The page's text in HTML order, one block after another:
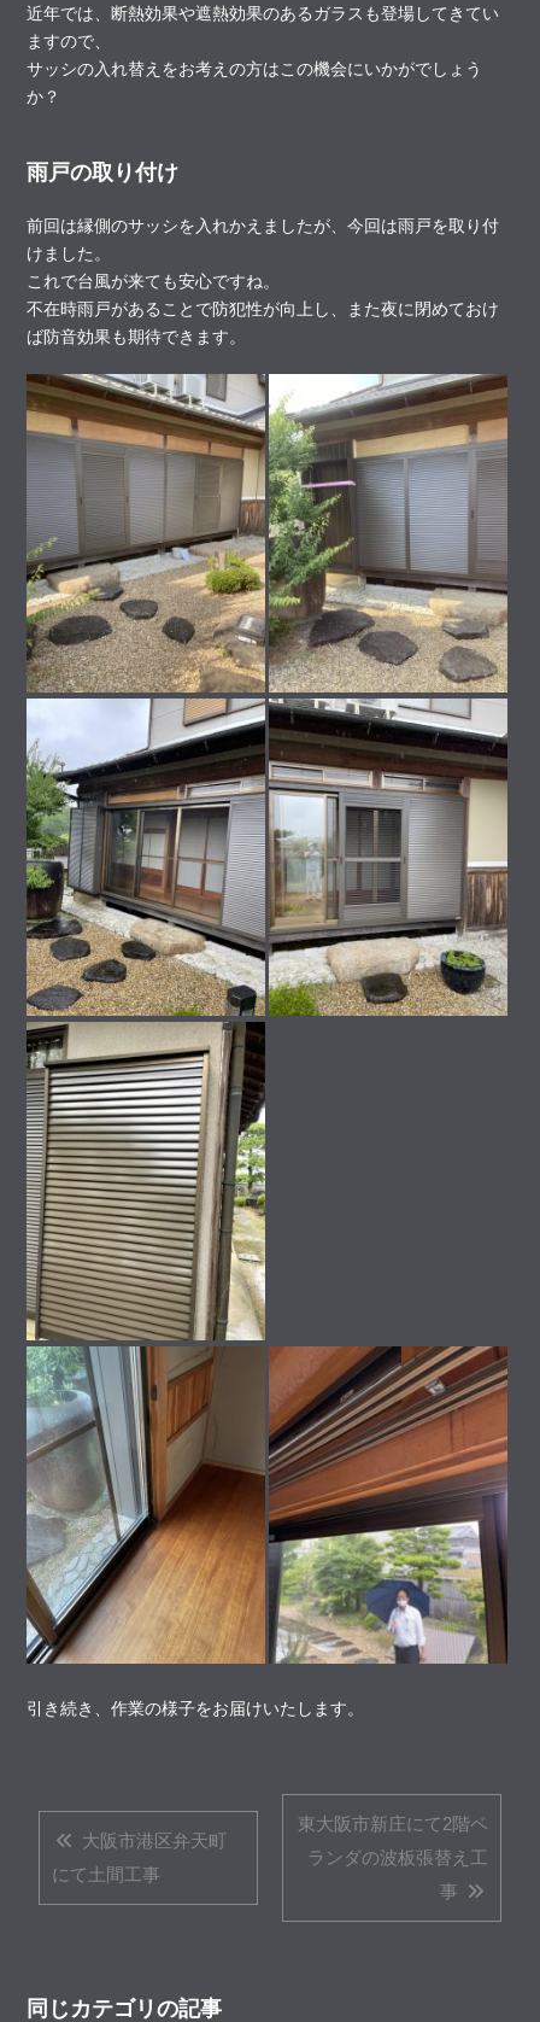
近年では、断熱効果や遮熱効果のあるガラスも登場してきてい
ますので、
サッシの入れ替えをお考えの方はこの機会にいかがでしょう
か？
雨戸の取り付け
前回は縁側のサッシを入れかえましたが、今回は雨戸を取り付
けました。
これで台風が来ても安心ですね。
不在時雨戸があることで防犯性が向上し、また夜に閉めておけ
ば防音効果も期待できます。
引き続き、作業の様子をお届けいたします。
大阪市港区弁天町
にて土間工事
東大阪市新庄にて2階ベ
ランダの波板張替え工
事
同じカテゴリの記事